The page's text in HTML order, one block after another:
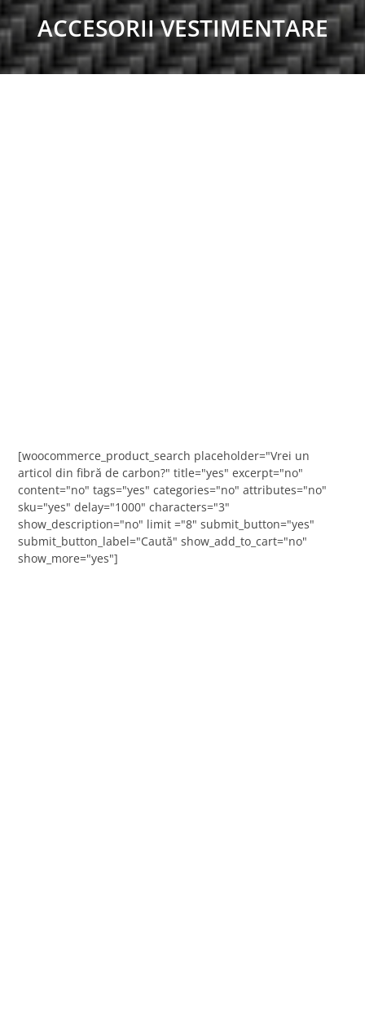
ACCESORII VESTIMENTARE
[woocommerce_product_search placeholder="Vrei un
articol din fibră de carbon?" title="yes" excerpt="no"
content="no" tags="yes" categories="no" attributes="no"
sku="yes" delay="1000" characters="3"
show_description="no" limit ="8" submit_button="yes"
submit_button_label="Caută" show_add_to_cart="no"
show_more="yes"]